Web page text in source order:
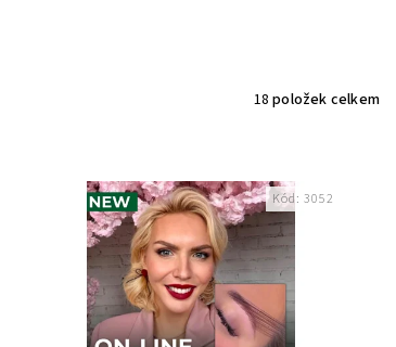
18 položek celkem
Kód: 3052